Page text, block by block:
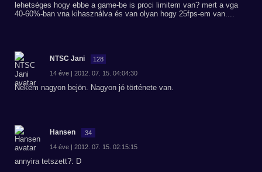
lehetséges hogy ebbe a game-be is proci limitem van? mert a vga
40-60%-ban vna kihasználva és van olyan hogy 25fps-em van....
NTSC Jani 128
14 éve | 2012. 07. 15. 04:04:30
Nekem nagyon bejön. Nagyon jó története van.
Hansen 34
14 éve | 2012. 07. 15. 02:15:15
annyira tetszett?: D